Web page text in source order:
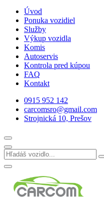
Úvod
Ponuka vozidiel
Služby
Výkup vozidla
Komis
Autoservis
Kontrola pred kúpou
FAQ
Kontakt
0915 952 142
carcomsro@gmail.com
Strojnická 10, Prešov